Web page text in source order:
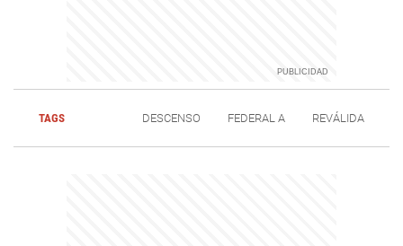
TAGS DESCENSO FEDERAL A REVÁLIDA